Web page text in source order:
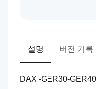
설명 버전 기록
DAX -GER30-